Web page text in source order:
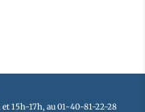
15h-17h, au 01-40-81-22-28